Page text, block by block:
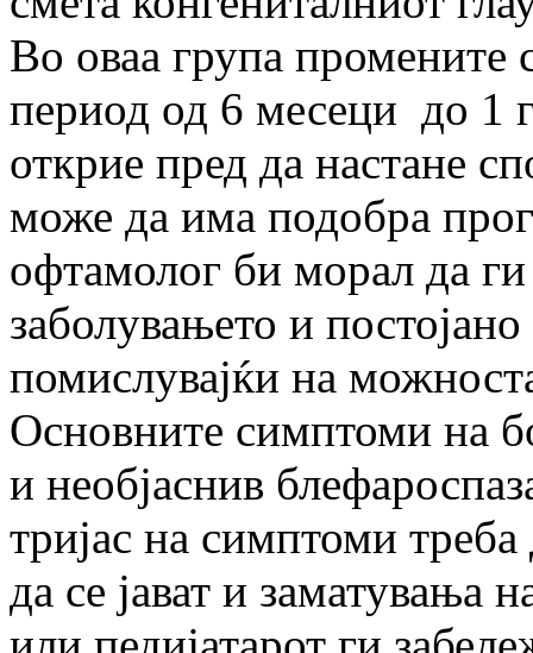
Во оваа група промените
период од 6 месеци до 1
открие пред да настане
може да има подобра
офтамолог би морал да
заболувањето и постојано
помислувајќи на
Основните симптоми на
и необјаснив
тријас на симптоми
да се јават и заматувања